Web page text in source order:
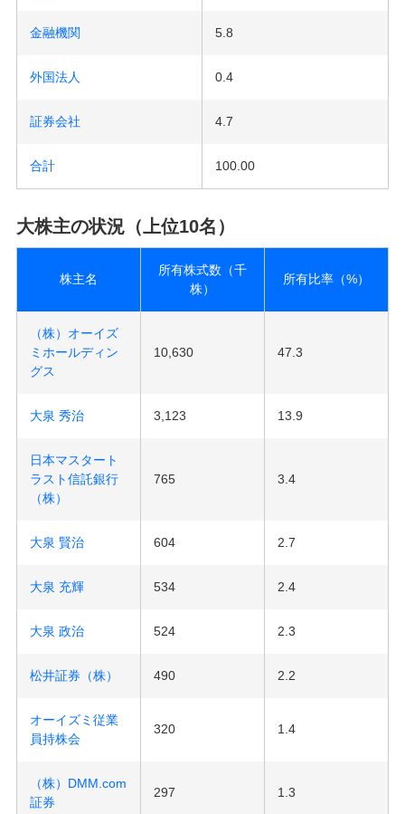
金融機関 5.8
外国法人 0.4
証券会社 4.7
合計 100.00
大株主の状況（上位10名）
株主名
所有株式数（千
株）
所有比率（%）
（株）オーイズ
ミホールディン
グス
10,630 47.3
大泉 秀治 3,123 13.9
日本マスタート
ラスト信託銀行
（株）
765 3.4
大泉 賢治 604 2.7
大泉 充輝 534 2.4
大泉 政治 524 2.3
松井証券（株） 490 2.2
オーイズミ従業
員持株会
320 1.4
（株）DMM.com
証券
297 1.3